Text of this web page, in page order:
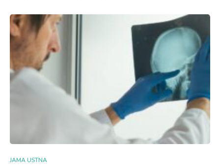
JAMA USTNA